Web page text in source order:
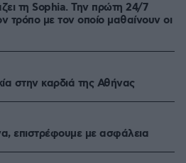
τη Sophia. Την πρώτη 24/7
τρόπο με τον οποίο μαθαίνουν οι
στην καρδιά της Αθήνας
επιστρέφουμε με ασφάλεια